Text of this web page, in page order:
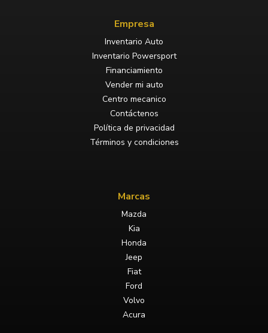
Empresa
Inventario Auto
Inventario Powersport
Financiamiento
Vender mi auto
Centro mecanico
Contáctenos
Política de privacidad
Términos y condiciones
Marcas
Mazda
Kia
Honda
Jeep
Fiat
Ford
Volvo
Acura